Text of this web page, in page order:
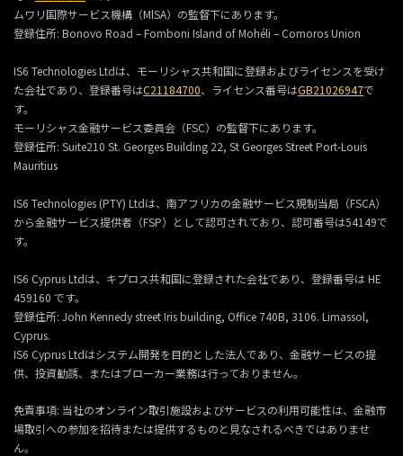
ムワリ国際サービス機構（MlSA）の監督下にあります。
登録住所: Bonovo Road – Fomboni Island of Mohéli – Comoros Union
IS6 Technologies Ltdは、モーリシャス共和国に登録およびライセンスを受け
た会社であり、登録番号はC21184700、ライセンス番号はGB21026947で
す。
モーリシャス金融サービス委員会（FSC）の監督下にあります。
登録住所: Suite210 St. Georges Building 22, St Georges Street Port-Louis
Mauritius
IS6 Technologies (PTY) Ltdは、南アフリカの金融サービス規制当局（FSCA）
から金融サービス提供者（FSP）として認可されており、認可番号は54149で
す。
IS6 Cyprus Ltdは、キプロス共和国に登録された会社であり、登録番号は HE
459160 です。
登録住所: John Kennedy street Iris building, Office 740B, 3106. Limassol,
Cyprus.
IS6 Cyprus Ltdはシステム開発を目的とした法人であり、金融サービスの提
供、投資勧誘、またはブローカー業務は行っておりません。
免責事項: 当社のオンライン取引施設およびサービスの利用可能性は、金融市
場取引への参加を招待または提供するものと見なされるべきではありませ
ん。